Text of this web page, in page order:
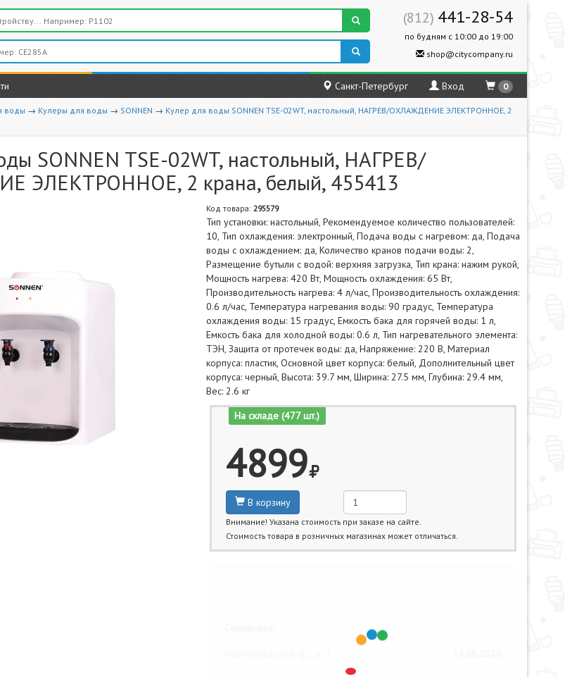
(812) 441-28-54
по будням с 10:00 до 19:00
shop@citycompany.ru
Санкт-Петербург Вход 0
воды → Кулеры для воды → SONNEN → Кулер для воды SONNEN TSE-02WT, настольный, НАГРЕВ/ОХЛАЖДЕНИЕ ЭЛЕКТРОННОЕ, 2
SONNEN TSE-02WT, настольный, НАГРЕВ/
ЭЛЕКТРОННОЕ, 2 крана, белый, 455413
Код товара:295579
Тип установки: настольный, Рекомендуемое количество пользователей:
10, Тип охлаждения: электронный, Подача воды с нагревом: да, Подача
воды с охлаждением: да, Количество кранов подачи воды: 2,
Размещение бутыли с водой: верхняя загрузка, Тип крана: нажим рукой,
Мощность нагрева: 420 Вт, Мощность охлаждения: 65 Вт,
Производительность нагрева: 4 л/час, Производительность охлаждения:
0.6 л/час, Температура нагревания воды: 90 градус, Температура
охлаждения воды: 15 градус, Емкость бака для горячей воды: 1 л,
Емкость бака для холодной воды: 0.6 л, Тип нагревательного элемента:
ТЭН, Защита от протечек воды: да, Напряжение: 220 В, Материал
корпуса: пластик, Основной цвет корпуса: белый, Дополнительный цвет
корпуса: черный, Высота: 39.7 мм, Ширина: 27.5 мм, Глубина: 29.4 мм,
Вес: 2.6 кг
На складе (477 шт.)
4899
В корзину
Внимание! Указана стоимость при заказе на сайте.
Стоимость товара в розничных магазинах может отличаться.